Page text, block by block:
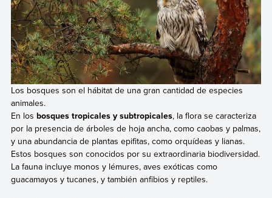
Los bosques son el hábitat de una gran cantidad de especies
animales.
En los bosques tropicales y subtropicales, la flora se caracteriza
por la presencia de árboles de hoja ancha, como caobas y palmas,
y una abundancia de plantas epifitas, como orquídeas y lianas.
Estos bosques son conocidos por su extraordinaria biodiversidad.
La fauna incluye monos y lémures, aves exóticas como
guacamayos y tucanes, y también anfibios y reptiles.